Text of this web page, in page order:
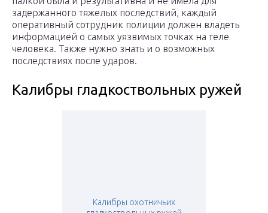
задержанного тяжелых последствий, каждый
оперативный сотрудник полиции должен владеть
информацией о самых уязвимых точках на теле
человека. Также нужно знать и о возможных
последствиях после ударов.
Калибры гладкоствольных ружей
Калибры охотничьих